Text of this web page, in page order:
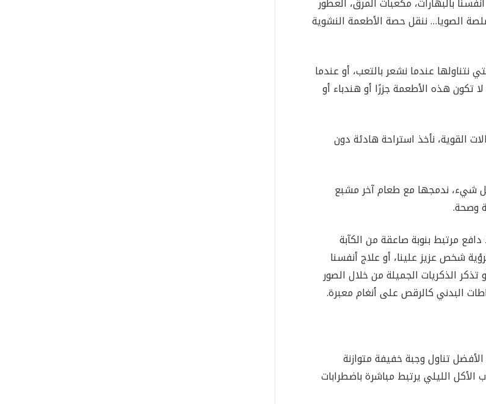
الصويا… ننقل حصة الأطعمة النشوية
نتناولها عندما نشعر بالتعب، أو عندما
تكون هذه الأطعمة جزرًا أو هندباء أو
القوية، نأخذ استراحة هادئة دون
كل شيء، ندمجها مع طعام آخر مشبع
وصحة.
مرتبط بنوبة صاعقة من الكآبة
شخص عزيز علينا، أو علاج أنفسنا
الذكريات الجميلة من خلال الصور
البدني كالرقص على أنغام معبرة.
تناول وجبة خفيفة متوازنة
الليلي يرتبط مباشرة باضطرابات